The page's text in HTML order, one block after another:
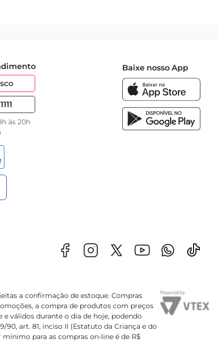
às 20h
Baixe nosso App
a confirmação de estoque. Compras
a compra de produtos com preços
válidos durante o dia de hoje, podendo
90, art. 81, inciso II (Estatuto da Criança e do
para as compras on-line é de R$